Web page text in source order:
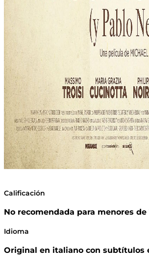
Calificación
No recomendada para menores de
Idioma
Original en italiano con subtítulos